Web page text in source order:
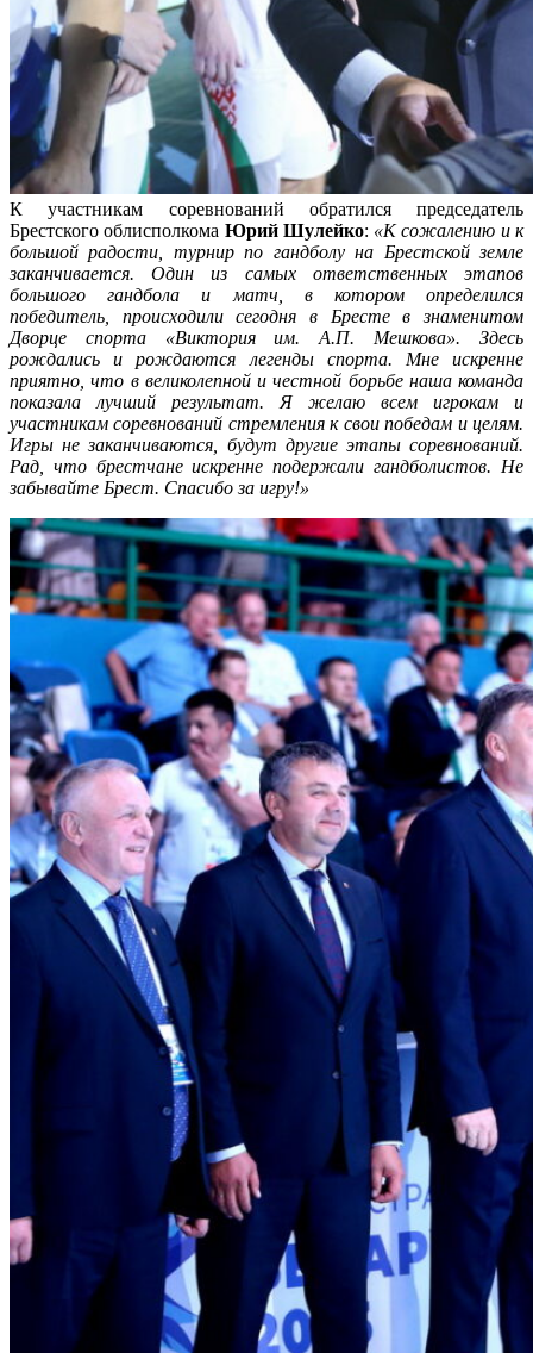
К участникам соревнований обратился председатель
Брестского облисполкома Юрий Шулейко: «К сожалению и к
большой радости, турнир по гандболу на Брестской земле
заканчивается. Один из самых ответственных этапов
большого гандбола и матч, в котором определился
победитель, происходили сегодня в Бресте в знаменитом
Дворце спорта «Виктория им. А.П. Мешкова». Здесь
рождались и рождаются легенды спорта. Мне искренне
приятно, что в великолепной и честной борьбе наша команда
показала лучший результат. Я желаю всем игрокам и
участникам соревнований стремления к свои победам и целям.
Игры не заканчиваются, будут другие этапы соревнований.
Рад, что брестчане искренне подержали гандболистов. Не
забывайте Брест. Спасибо за игру!»